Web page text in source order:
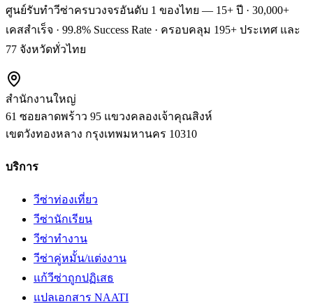
ศูนย์รับทำวีซ่าครบวงจรอันดับ 1 ของไทย — 15+ ปี · 30,000+
เคสสำเร็จ · 99.8% Success Rate · ครอบคลุม 195+ ประเทศ และ
77 จังหวัดทั่วไทย
สำนักงานใหญ่
61 ซอยลาดพร้าว 95 แขวงคลองเจ้าคุณสิงห์
เขตวังทองหลาง กรุงเทพมหานคร 10310
บริการ
วีซ่าท่องเที่ยว
วีซ่านักเรียน
วีซ่าทำงาน
วีซ่าคู่หมั้น/แต่งงาน
แก้วีซ่าถูกปฏิเสธ
แปลเอกสาร NAATI